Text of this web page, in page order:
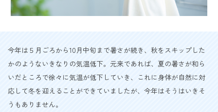
今年は５月ごろから10月中旬まで暑さが続き、秋をスキップした
かのようないきなりの気温低下。元来であれば、夏の暑さが和ら
いだところで徐々に気温が低下していき、これに身体が自然に対
応して冬を迎えることができていましたが、今年はそうはいきそ
うもありません。